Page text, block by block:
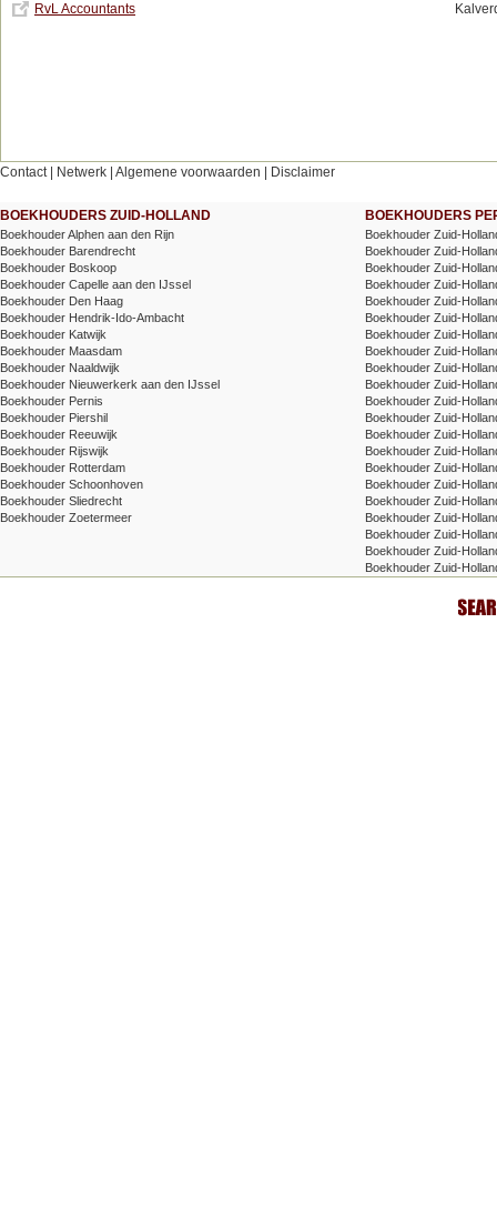
RvL Accountants
Contact| Netwerk Algemene voorwaarden Disclaimer
BOEKHOUDERS ZUID-HOLLAND
Boekhouder Alphen aan den Rijn
Boekhouder Barendrecht
Boekhouder Boskoop
Boekhouder Capelle aan den IJssel
Boekhouder Den Haag
Boekhouder Hendrik-Ido-Ambacht
Boekhouder Katwijk
Boekhouder Maasdam
Boekhouder Naaldwijk
Boekhouder Nieuwerkerk aan den IJssel
Boekhouder Pernis
Boekhouder Piershil
Boekhouder Reeuwijk
Boekhouder Rijswijk
Boekhouder Rotterdam
Boekhouder Schoonhoven
Boekhouder Sliedrecht
Boekhouder Zoetermeer
BOEKHOUDERS
Boekhouder Zuid-
Boekhouder Zuid-
Boekhouder Zuid-
Boekhouder Zuid-
Boekhouder Zuid-
Boekhouder Zuid-
Boekhouder Zuid-
Boekhouder Zuid-
Boekhouder Zuid-
Boekhouder Zuid-
Boekhouder Zuid-
Boekhouder Zuid-
Boekhouder Zuid-
Boekhouder Zuid-
Boekhouder Zuid-
Boekhouder Zuid-
Boekhouder Zuid-
Boekhouder Zuid-
Boekhouder Zuid-
Boekhouder Zuid-
Boekhouder Zuid-